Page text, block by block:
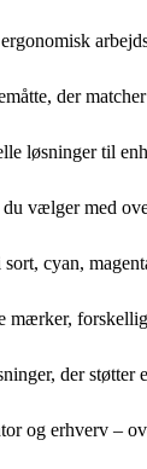
der
løsninger til
du vælger med
cyan,
mærker,
der støtter
og erhverv –